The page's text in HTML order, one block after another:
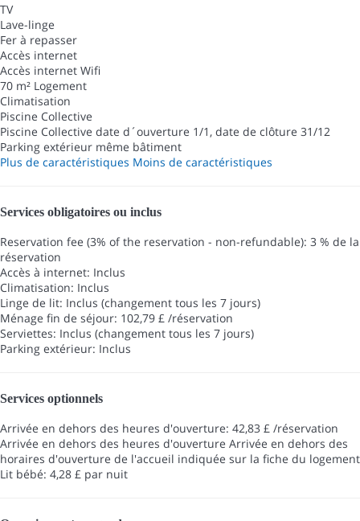
TV
Lave-linge
Fer à repasser
Accès internet
Accès internet Wifi
70 m² Logement
Climatisation
Piscine Collective
Piscine Collective date d´ouverture 1/1, date de clôture 31/12
Parking extérieur même bâtiment
Plus de caractéristiques Moins de caractéristiques
Services obligatoires ou inclus
Reservation fee (3% of the reservation - non-refundable): 3 % de la
réservation
Accès à internet: Inclus
Climatisation: Inclus
Linge de lit: Inclus (changement tous les 7 jours)
Ménage fin de séjour: 102,79 £ /réservation
Serviettes: Inclus (changement tous les 7 jours)
Parking extérieur: Inclus
Services optionnels
Arrivée en dehors des heures d'ouverture: 42,83 £ /réservation
Arrivée en dehors des heures d'ouverture Arrivée en dehors des
horaires d'ouverture de l'accueil indiquée sur la fiche du logement
Lit bébé: 4,28 £ par nuit